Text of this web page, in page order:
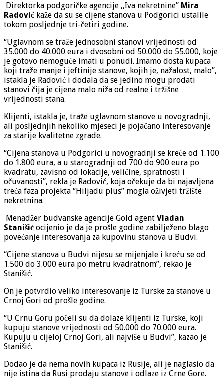
Direktorka podgoričke agencije ,,Iva nekretnine” Mira
Radović kaže da su se cijene stanova u Podgorici ustalile
tokom posljednje tri-četiri godine.
“Uglavnom se traže jednosobni stanovi vrijednosti od
35.000 do 40.000 eura i dvosobni od 50.000 do 55.000, koje
je gotovo nemoguće imati u ponudi. Imamo dosta kupaca
koji traže manje i jeftinije stanove, kojih je, nažalost, malo”,
istakla je Radović i dodala da se jedino mogu prodati
stanovi čija je cijena malo niža od realne i tržišne
vrijednosti stana.
Klijenti, istakla je, traže uglavnom stanove u novogradnji,
ali posljednjih nekoliko mjeseci je pojačano interesovanje
za starije kvalitetne zgrade.
“Cijena stanova u Podgorici u novogradnji se kreće od 1.100
do 1.800 eura, a u starogradnji od 700 do 900 eura po
kvadratu, zavisno od lokacije, veličine, spratnosti i
očuvanosti”, rekla je Radović, koja očekuje da bi najavljena
treća faza projekta “Hiljadu plus” mogla oživjeti tržište
nekretnina.
Menadžer budvanske agencije Gold agent Vladan
Stanišić ocijenio je da je prošle godine zabilježeno blago
povećanje interesovanja za kupovinu stanova u Budvi.
“Cijene stanova u Budvi nijesu se mijenjale i kreću se od
1.500 do 3.000 eura po metru kvadratnom”, rekao je
Stanišić.
On je potvrdio veliko interesovanje iz Turske za stanove u
Crnoj Gori od prošle godine.
“U Crnu Goru počeli su da dolaze klijenti iz Turske, koji
kupuju stanove vrijednosti od 50.000 do 70.000 eura.
Kupuju u cijeloj Crnoj Gori, ali najviše u Budvi”, kazao je
Stanišić.
Dodao je da nema novih kupaca iz Rusije, ali je naglasio da
nije istina da Rusi prodaju stanove i odlaze iz Crne Gore.